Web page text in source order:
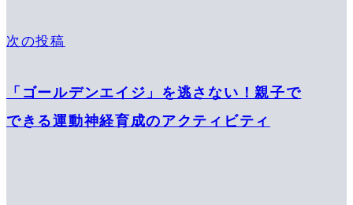
次の投稿
「ゴールデンエイジ」を逃さない！親子で
できる運動神経育成のアクティビティ